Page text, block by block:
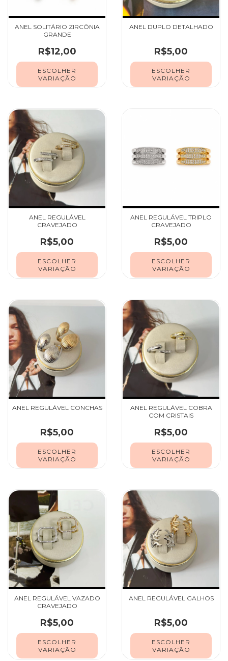
ANEL SOLITÁRIO ZIRCÔNIA
GRANDE
R$12,00
ESCOLHER
VARIAÇÃO
ANEL DUPLO DETALHADO
R$5,00
ESCOLHER
VARIAÇÃO
ANEL REGULÁVEL
CRAVEJADO
R$5,00
ESCOLHER
VARIAÇÃO
ANEL REGULÁVEL TRIPLO
CRAVEJADO
R$5,00
ESCOLHER
VARIAÇÃO
ANEL REGULÁVEL CONCHAS
R$5,00
ESCOLHER
VARIAÇÃO
ANEL REGULÁVEL COBRA
COM CRISTAIS
R$5,00
ESCOLHER
VARIAÇÃO
ANEL REGULÁVEL VAZADO
CRAVEJADO
R$5,00
ESCOLHER
VARIAÇÃO
ANEL REGULÁVEL GALHOS
R$5,00
ESCOLHER
VARIAÇÃO